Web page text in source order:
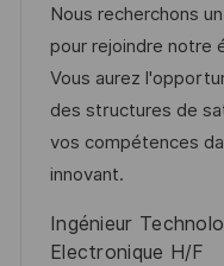
c
a
t
i
o
n
o
b
I
d
Nous recherchons
pour rejoindre notre
Vous aurez
des structures de
vos compétences
innovant.
Ingénieur
Electronique H/F